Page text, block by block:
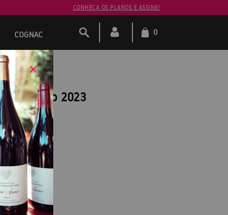
CONHEÇA OS PLANOS E ASSINE!
COGNAC 0
Tinto 2023